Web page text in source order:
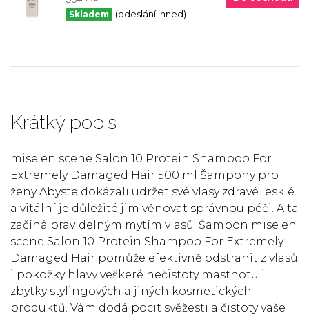
Skladem (odeslání ihned)
Krátký popis
mise en scene Salon 10 Protein Shampoo For
Extremely Damaged Hair 500 ml Šampony pro
ženy Abyste dokázali udržet své vlasy zdravé lesklé
a vitální je důležité jim věnovat správnou péči. A ta
začíná pravidelným mytím vlasů. Šampon mise en
scene Salon 10 Protein Shampoo For Extremely
Damaged Hair pomůže efektivně odstranit z vlasů
i pokožky hlavy veškeré nečistoty mastnotu i
zbytky stylingových a jiných kosmetických
produktů. Vám dodá pocit svěžesti a čistoty vaše